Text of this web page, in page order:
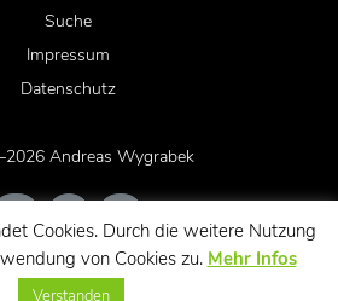
Suche
Impressum
Datenschutz
Andreas Wygrabek
Cookies. Durch die weitere Nutzung
von Cookies zu. Mehr Infos
Verstanden